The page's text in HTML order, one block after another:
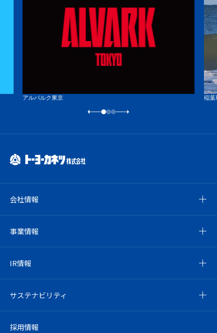
アルバルク東京 稲葉
会社情報
事業情報
IR情報
サステナビリティ
採用情報